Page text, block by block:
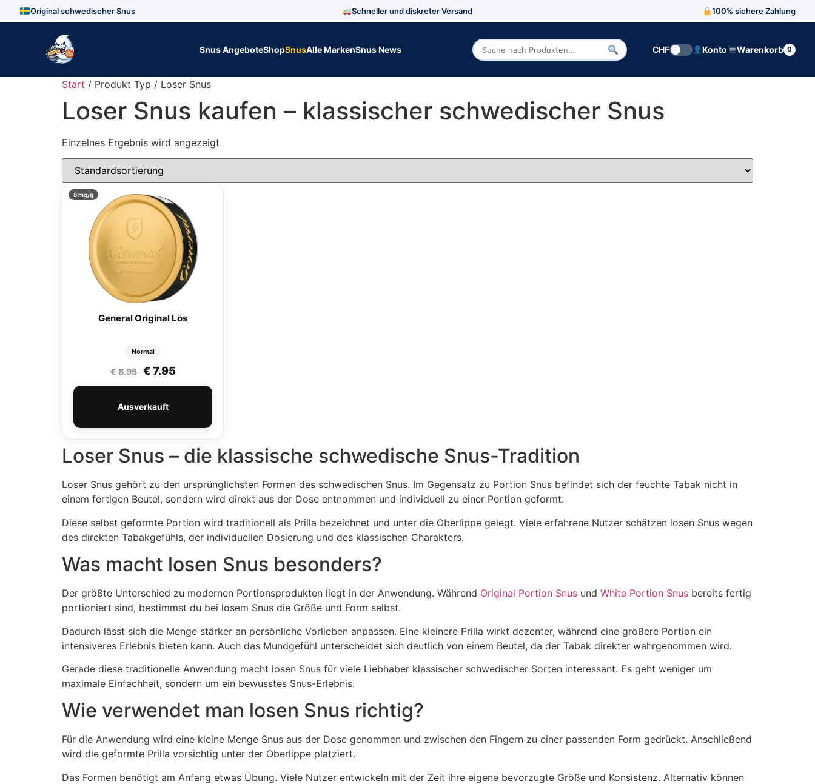
Original schwedischer Snus Schneller und diskreter Versand 100% sichere Zahlung
Snus AngeboteShopSnusAlle MarkenSnus News Zoek producten CHF Konto Warenkorb 0
Start / Produkt Typ / Loser Snus
Loser Snus kaufen – klassischer schwedischer Snus
Einzelnes Ergebnis wird angezeigt
8 mg/g
General Original Lös
Normal
€8.95 Ursprünglicher Preis war: € 8.95
€7.95Aktueller Preis ist: € 7.95.
Ausverkauft
Loser Snus – die klassische schwedische Snus-Tradition
Loser Snus gehört zu den ursprünglichsten Formen des schwedischen Snus. Im Gegensatz zu Portion Snus befindet sich der feuchte Tabak nicht in
einem fertigen Beutel, sondern wird direkt aus der Dose entnommen und individuell zu einer Portion geformt.
Diese selbst geformte Portion wird traditionell als Prilla bezeichnet und unter die Oberlippe gelegt. Viele erfahrene Nutzer schätzen losen Snus wegen
des direkten Tabakgefühls, der individuellen Dosierung und des klassischen Charakters.
Was macht losen Snus besonders?
Der größte Unterschied zu modernen Portionsprodukten liegt in der Anwendung. Während Original Portion Snus und White Portion Snus bereits fertig
portioniert sind, bestimmst du bei losem Snus die Größe und Form selbst.
Dadurch lässt sich die Menge stärker an persönliche Vorlieben anpassen. Eine kleinere Prilla wirkt dezenter, während eine größere Portion ein
intensiveres Erlebnis bieten kann. Auch das Mundgefühl unterscheidet sich deutlich von einem Beutel, da der Tabak direkter wahrgenommen wird.
Gerade diese traditionelle Anwendung macht losen Snus für viele Liebhaber klassischer schwedischer Sorten interessant. Es geht weniger um
maximale Einfachheit, sondern um ein bewusstes Snus-Erlebnis.
Wie verwendet man losen Snus richtig?
Für die Anwendung wird eine kleine Menge Snus aus der Dose genommen und zwischen den Fingern zu einer passenden Form gedrückt. Anschließend
wird die geformte Prilla vorsichtig unter der Oberlippe platziert.
Das Formen benötigt am Anfang etwas Übung. Viele Nutzer entwickeln mit der Zeit ihre eigene bevorzugte Größe und Konsistenz. Alternativ können